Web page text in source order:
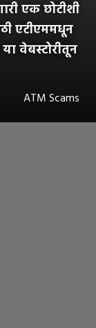
एक छोटीशी
एटीएममधून
वेबस्टोरीतून
ATM Scams